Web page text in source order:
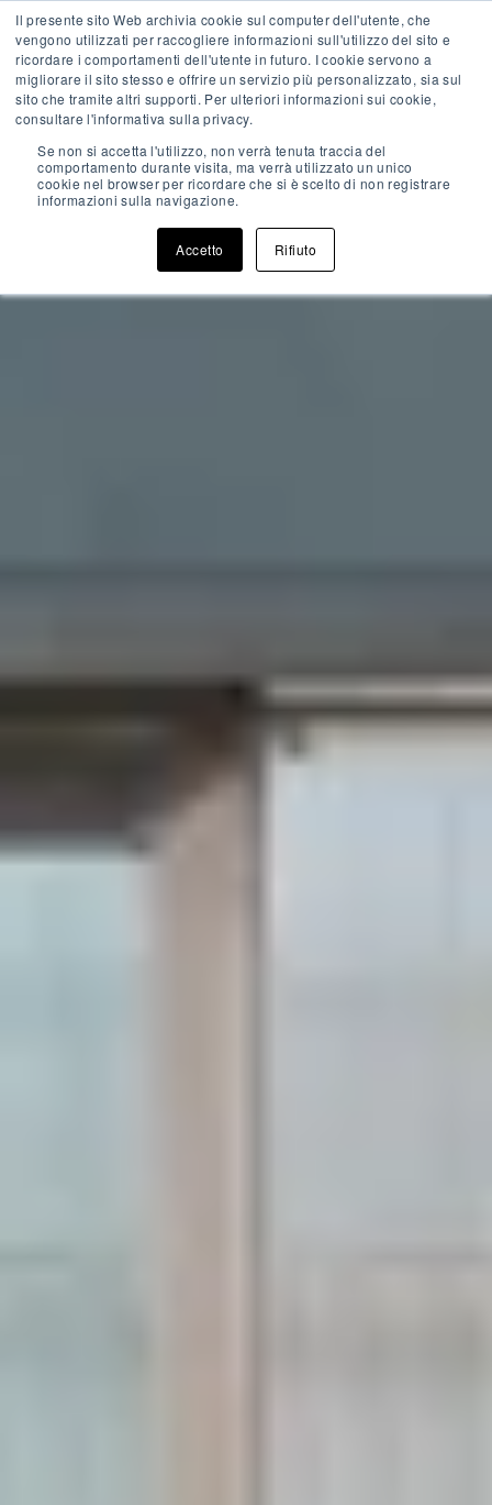
Il presente sito Web archivia cookie sul computer dell'utente, che
vengono utilizzati per raccogliere informazioni sull'utilizzo del sito e
ricordare i comportamenti dell'utente in futuro. I cookie servono a
migliorare il sito stesso e offrire un servizio più personalizzato, sia sul
sito che tramite altri supporti. Per ulteriori informazioni sui cookie,
consultare l'informativa sulla privacy.
Se non si accetta l'utilizzo, non verrà tenuta traccia del
comportamento durante visita, ma verrà utilizzato un unico
cookie nel browser per ricordare che si è scelto di non registrare
informazioni sulla navigazione.
Accetto Rifiuto
content
IT EN
Riva Loft (FR)
Enjoy a romantic getaway